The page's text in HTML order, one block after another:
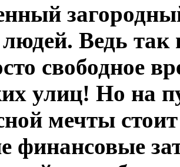
Ведь
свободное
улиц! Но на
мечты
финансовые